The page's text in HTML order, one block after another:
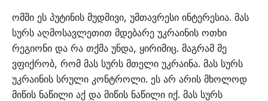
ომში ეს პუტინის მუდმივი, უმთავრესი ინტერესია. მას
სურს აღმოსავლეთით მდებარე უკრაინის ოთხი
რეგიონი და რა თქმა უნდა, ყირიმიც. მაგრამ მე
ვფიქრობ, რომ მას სურს მთელი უკრაინა. მას სურს
უკრაინის სრული კონტროლი. ეს არ არის მხოლოდ
მიწის ნაწილი აქ და მიწის ნაწილი იქ. მას სურს